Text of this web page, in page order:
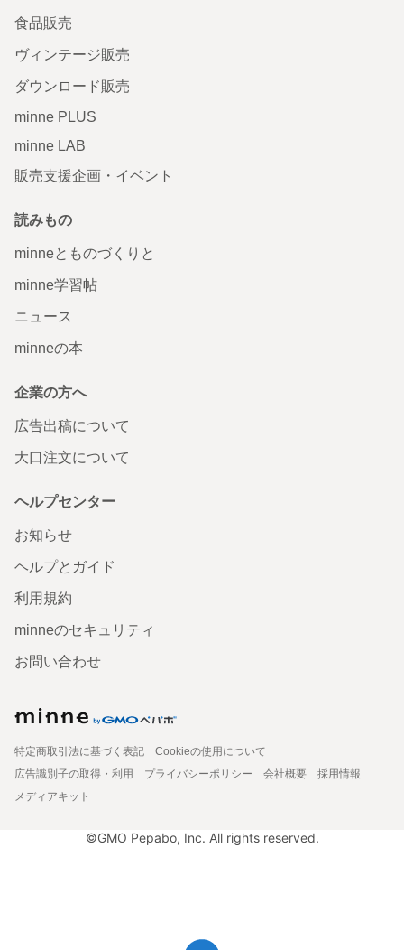
食品販売
ヴィンテージ販売
ダウンロード販売
minne PLUS
minne LAB
販売支援企画・イベント
読みもの
minneとものづくりと
minne学習帖
ニュース
minneの本
企業の方へ
広告出稿について
大口注文について
ヘルプセンター
お知らせ
ヘルプとガイド
利用規約
minneのセキュリティ
お問い合わせ
特定商取引法に基づく表記
Cookieの使用について
広告識別子の取得・利用
プライバシーポリシー 会社概要
採用情報
メディアキット
©GMO Pepabo, Inc. All rights reserved.